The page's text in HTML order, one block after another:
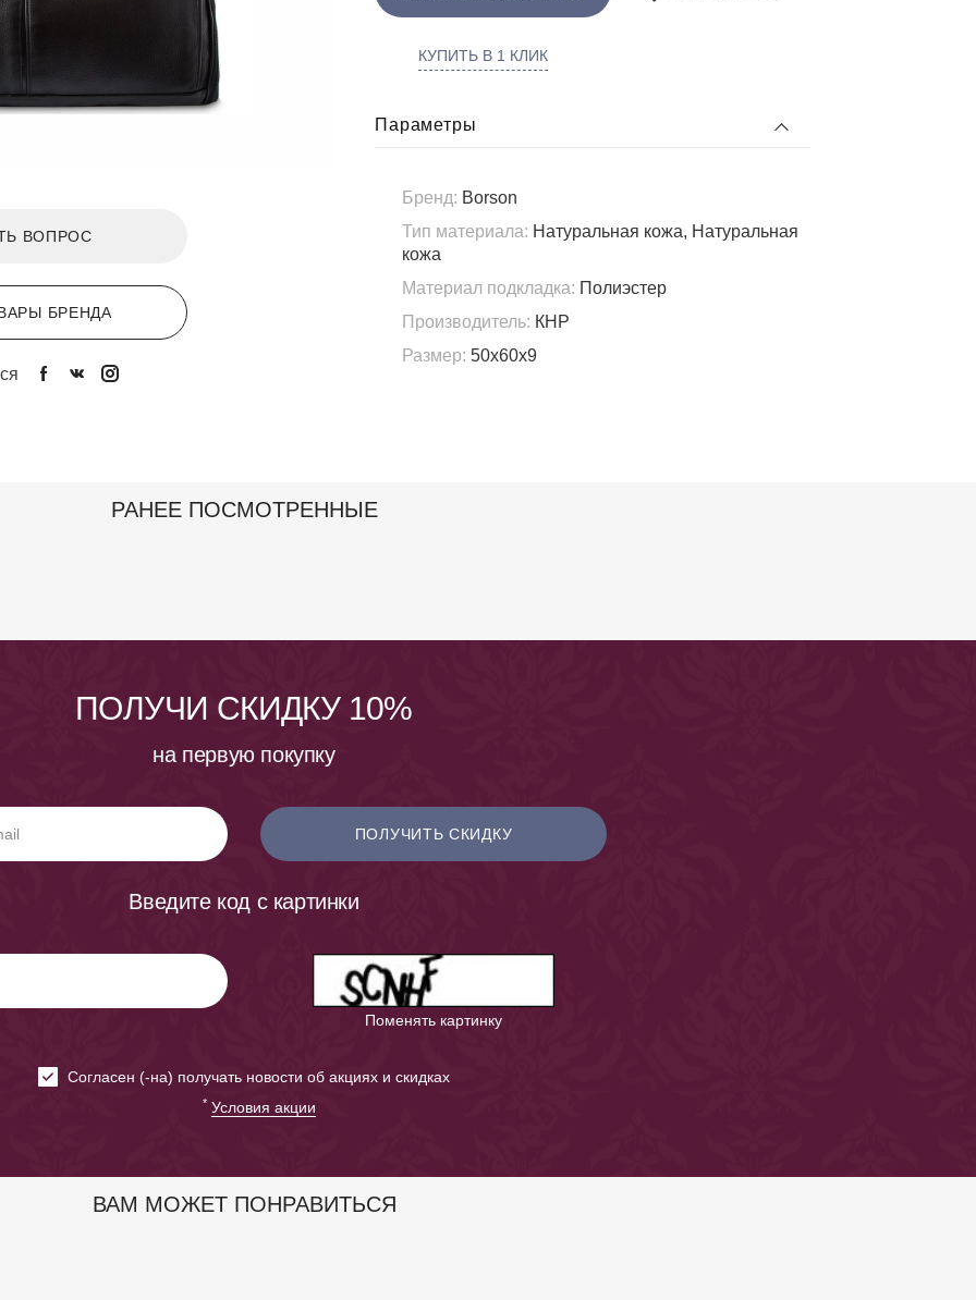
ВОПРОС
БРЕНДА
КУПИТЬ В 1 КЛИК
Параметры
Бренд: Borson
Тип материала: Натуральная кожа, Натуральная
кожа
Материал подкладка: Полиэстер
Производитель: КНР
Размер: 50х60х9
РАНЕЕ ПОСМОТРЕННЫЕ
ПОЛУЧИ СКИДКУ 10%
на первую покупку
ПОЛУЧИТЬ СКИДКУ
Введите код с картинки
Поменять картинку
Cогласен (-на) получать новости об акциях и скидках
* Условия акции
ВАМ МОЖЕТ ПОНРАВИТЬСЯ